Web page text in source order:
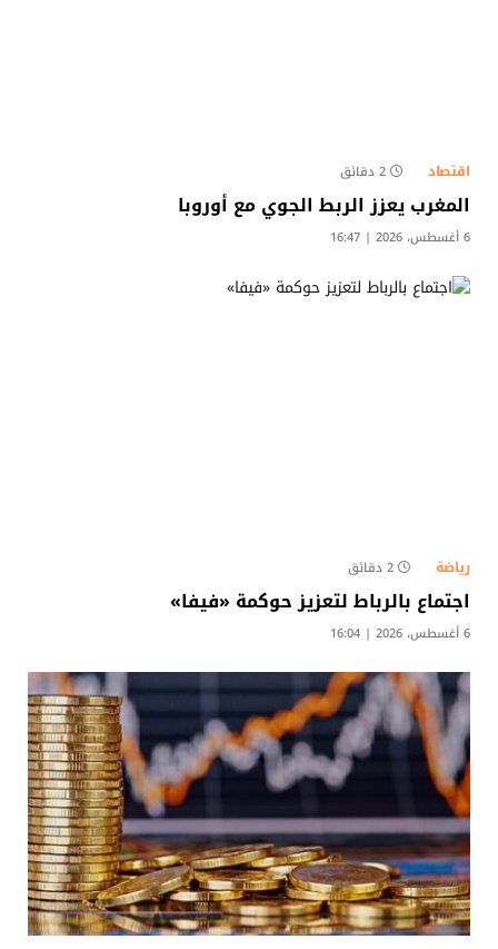
اقتصاد 2 دقائق
المغرب يعزز الربط الجوي مع أوروبا
6 أغسطس، 2026 | 16:47
رياضة 2 دقائق
اجتماع بالرباط لتعزيز حوكمة «فيفا»
6 أغسطس، 2026 | 16:04